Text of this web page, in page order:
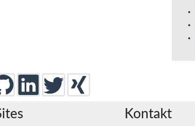
Kontakt